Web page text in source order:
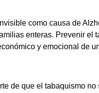
como causa de
enteras. Prevenir el
y emocional de
de que el tabaquismo